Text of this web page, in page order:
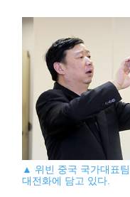
▲ 위빈 중국 국가대표
대전화에 담고 있다.